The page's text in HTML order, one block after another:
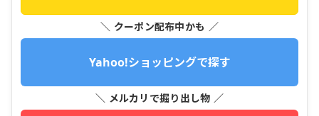
＼ クーポン配布中かも ／
Yahoo!ショッピングで探す
＼ メルカリで掘り出し物 ／